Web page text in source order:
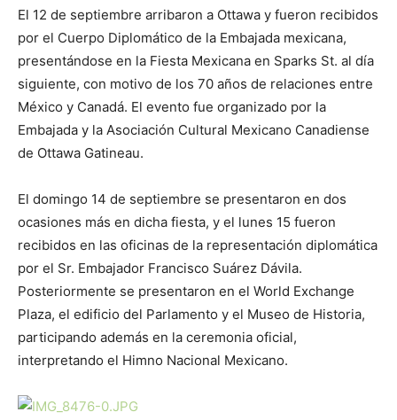
El 12 de septiembre arribaron a Ottawa y fueron recibidos
por el Cuerpo Diplomático de la Embajada mexicana,
presentándose en la Fiesta Mexicana en Sparks St. al día
siguiente, con motivo de los 70 años de relaciones entre
México y Canadá. El evento fue organizado por la
Embajada y la Asociación Cultural Mexicano Canadiense
de Ottawa Gatineau.
El domingo 14 de septiembre se presentaron en dos
ocasiones más en dicha fiesta, y el lunes 15 fueron
recibidos en las oficinas de la representación diplomática
por el Sr. Embajador Francisco Suárez Dávila.
Posteriormente se presentaron en el World Exchange
Plaza, el edificio del Parlamento y el Museo de Historia,
participando además en la ceremonia oficial,
interpretando el Himno Nacional Mexicano.